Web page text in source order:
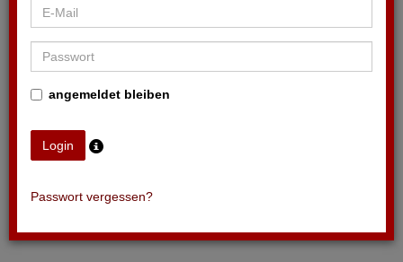
angemeldet bleiben
Passwort vergessen?